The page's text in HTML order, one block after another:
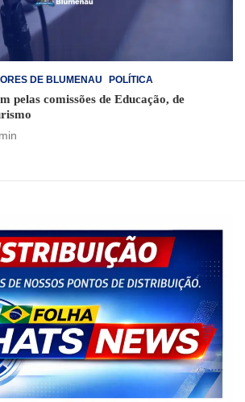
DE BLUMENAU POLÍTICA
pelas comissões de Educação, de